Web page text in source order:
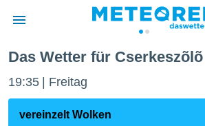
wurde
Das Wetter für Cserkeszõlõ
19:35 Freitag
vereinzelt Wolken